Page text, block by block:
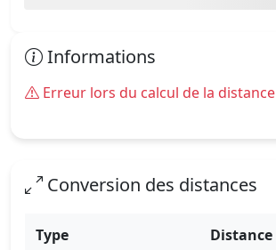
Informations
Erreur lors du calcul de la distance
Conversion des distances
Type Distance